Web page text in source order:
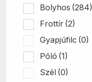
Bolyhos (284)
Frottír (2)
Gyapjúfilc (0)
Póló (1)
Szél (0)